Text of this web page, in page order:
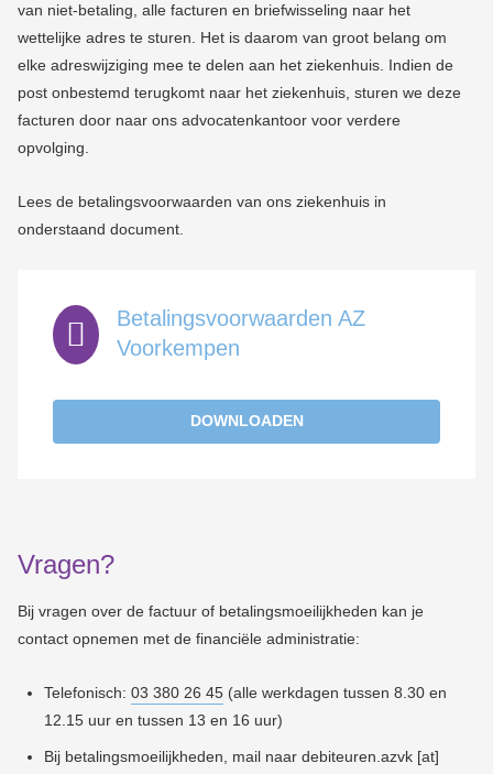
van niet-betaling, alle facturen en briefwisseling naar het
wettelijke adres te sturen. Het is daarom van groot belang om
elke adreswijziging mee te delen aan het ziekenhuis. Indien de
post onbestemd terugkomt naar het ziekenhuis, sturen we deze
facturen door naar ons advocatenkantoor voor verdere
opvolging.
Lees de betalingsvoorwaarden van ons ziekenhuis in
onderstaand document.
Betalingsvoorwaarden AZ
Voorkempen
DOWNLOADEN
Vragen?
Bij vragen over de factuur of betalingsmoeilijkheden kan je
contact opnemen met de financiële administratie:
Telefonisch: 03 380 26 45 (alle werkdagen tussen 8.30 en
12.15 uur en tussen 13 en 16 uur)
Bij betalingsmoeilijkheden, mail naar debiteuren.azvk [at]